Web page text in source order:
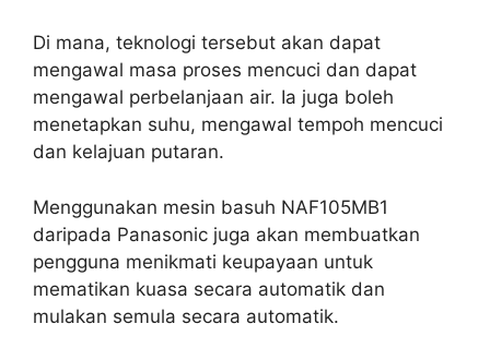
Di mana, teknologi tersebut akan dapat
mengawal masa proses mencuci dan dapat
mengawal perbelanjaan air. Ia juga boleh
menetapkan suhu, mengawal tempoh mencuci
dan kelajuan putaran.
Menggunakan mesin basuh NAF105MB1
daripada Panasonic juga akan membuatkan
pengguna menikmati keupayaan untuk
mematikan kuasa secara automatik dan
mulakan semula secara automatik.